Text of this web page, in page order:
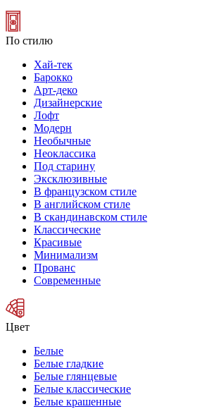
По стилю
Хай-тек
Барокко
Арт-деко
Дизайнерские
Лофт
Модерн
Необычные
Неоклассика
Под старину
Эксклюзивные
В французском стиле
В английском стиле
В скандинавском стиле
Классические
Красивые
Минимализм
Прованс
Современные
Цвет
Белые
Белые гладкие
Белые глянцевые
Белые классические
Белые крашенные